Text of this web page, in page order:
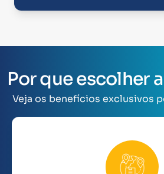
Por que escolher
Veja os benefícios exclusivos